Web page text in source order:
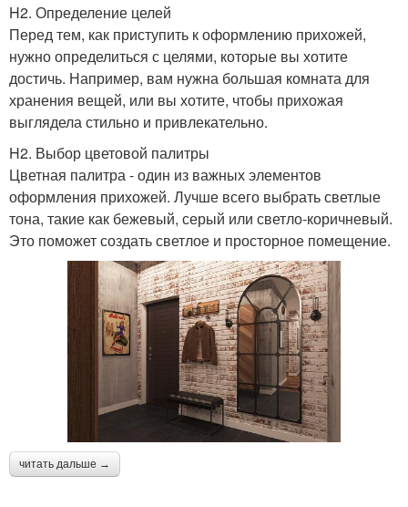
H2. Определение целей
Перед тем, как приступить к оформлению прихожей,
нужно определиться с целями, которые вы хотите
достичь. Например, вам нужна большая комната для
хранения вещей, или вы хотите, чтобы прихожая
выглядела стильно и привлекательно.
H2. Выбор цветовой палитры
Цветная палитра - один из важных элементов
оформления прихожей. Лучше всего выбрать светлые
тона, такие как бежевый, серый или светло-коричневый.
Это поможет создать светлое и просторное помещение.
читать дальше →